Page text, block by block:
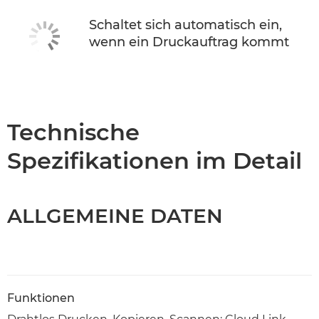
Schaltet sich automatisch ein,
wenn ein Druckauftrag kommt
Technische
Spezifikationen im Detail
ALLGEMEINE DATEN
Funktionen